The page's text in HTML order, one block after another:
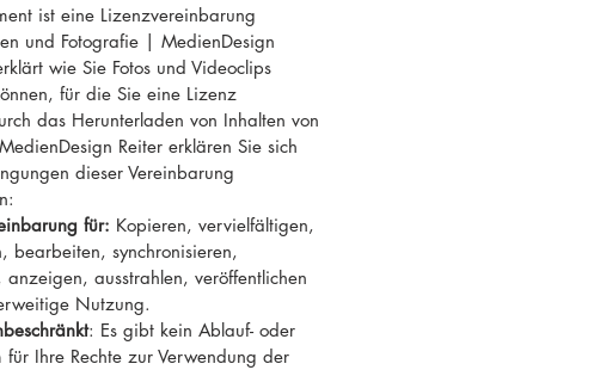
ist eine Lizenzvereinbarung
und Fotografie | MedienDesign
wie Sie Fotos und Videoclips
für die Sie eine Lizenz
das Herunterladen von Inhalten von
Reiter erklären Sie sich
dieser Vereinbarung
für: Kopieren, vervielfältigen,
bearbeiten, synchronisieren,
anzeigen, ausstrahlen, veröffentlichen
Nutzung.
: Es gibt kein Ablauf- oder
für Ihre Rechte zur Verwendung der